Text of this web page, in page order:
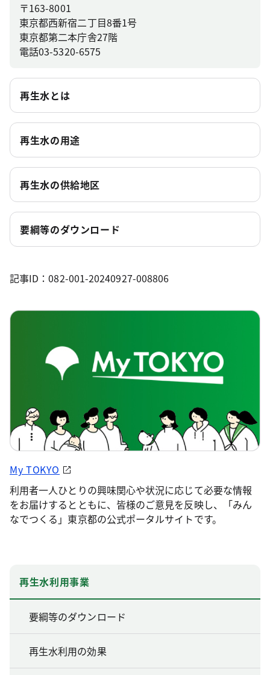
〒163-8001
東京都西新宿二丁目8番1号
東京都第二本庁舎27階
電話03-5320-6575
再生水とは
再生水の用途
再生水の供給地区
要綱等のダウンロード
記事ID：082-001-20240927-008806
My TOKYO
利用者一人ひとりの興味関心や状況に応じて必要な情報
をお届けするとともに、皆様のご意見を反映し、「みん
なでつくる」東京都の公式ポータルサイトです。
再生水利用事業
要綱等のダウンロード
再生水利用の効果